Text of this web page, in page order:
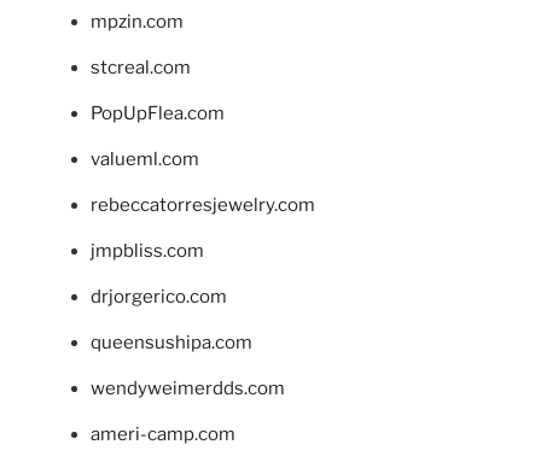
mpzin.com
stcreal.com
PopUpFlea.com
valueml.com
rebeccatorresjewelry.com
jmpbliss.com
drjorgerico.com
queensushipa.com
wendyweimerdds.com
ameri-camp.com